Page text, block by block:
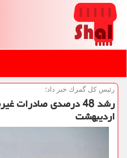
رئیس كل گمرك خبر داد؛
رشد 48 درصدی صادرات
اردیبهشت